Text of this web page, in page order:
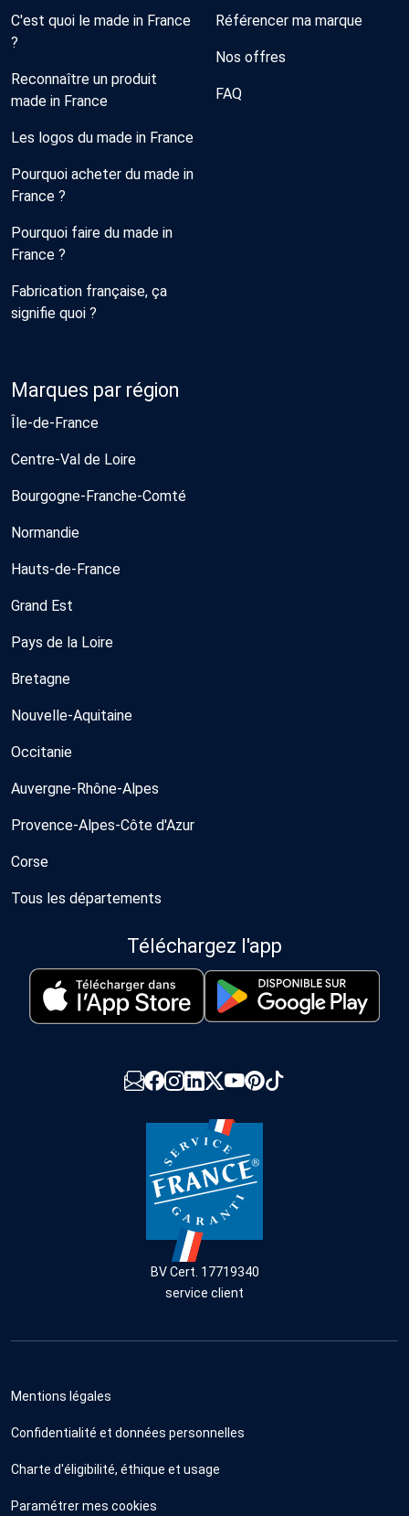
C'est quoi le made in France
?
Reconnaître un produit
made in France
Les logos du made in France
Pourquoi acheter du made in
France ?
Pourquoi faire du made in
France ?
Fabrication française, ça
signifie quoi ?
Référencer ma marque
Nos offres
FAQ
Marques par région
Île-de-France
Centre-Val de Loire
Bourgogne-Franche-Comté
Normandie
Hauts-de-France
Grand Est
Pays de la Loire
Bretagne
Nouvelle-Aquitaine
Occitanie
Auvergne-Rhône-Alpes
Provence-Alpes-Côte d'Azur
Corse
Tous les départements
Téléchargez l'app
BV Cert. 17719340
service client
Mentions légales
Confidentialité et données personnelles
Charte d'éligibilité, éthique et usage
Paramétrer mes cookies